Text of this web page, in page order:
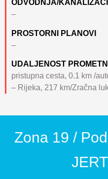
ODVODNJA/
–
PROSTORNI PLANOVI
–
UDALJENOST
pristupna cesta, 0.1 km /
– Rijeka, 217 km/Zračna
Zona 19 /